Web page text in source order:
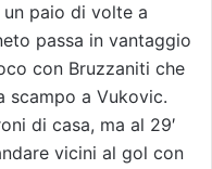
paio di volte a
passa in vantaggio
con Bruzzaniti che
scampo a Vukovic.
di casa, ma al 29′
vicini al gol con